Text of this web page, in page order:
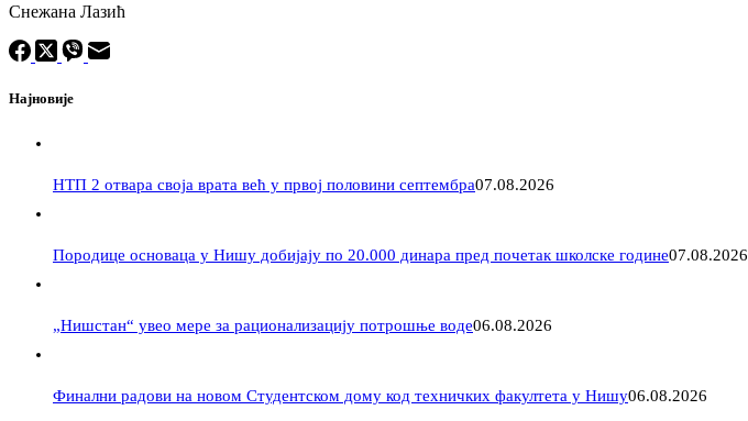
Снежана Лазић
Најновије
НТП 2 отвара своја врата већ у првој половини септембра07.08.2026
Породицe основаца у Нишу добијају по 20.000 динара пред почетак школске године07.08.2026
„Нишстан“ увео мере за рационализацију потрошње воде06.08.2026
Финални радови на новом Студентском дому код техничких факултета у Нишу06.08.2026